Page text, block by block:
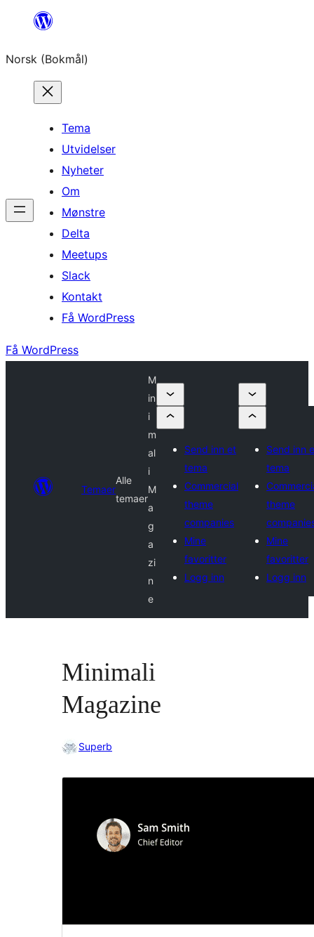
Hopp
innhold
Norsk (Bokmål)
Tema
Utvidelser
Nyheter
Om
Mønstre
Delta
Meetups
Slack
Kontakt
Få WordPress
Få WordPress
Temaer
Alle
temaer
M
in
i
m
al
i
M
a
g
a
zi
n
e
Send inn et
tema
Commercial
theme
companies
Mine
favoritter
Logg inn
Send inn
tema
theme
Mine
favoritter
Logg inn
Minimali
Magazine
Superb